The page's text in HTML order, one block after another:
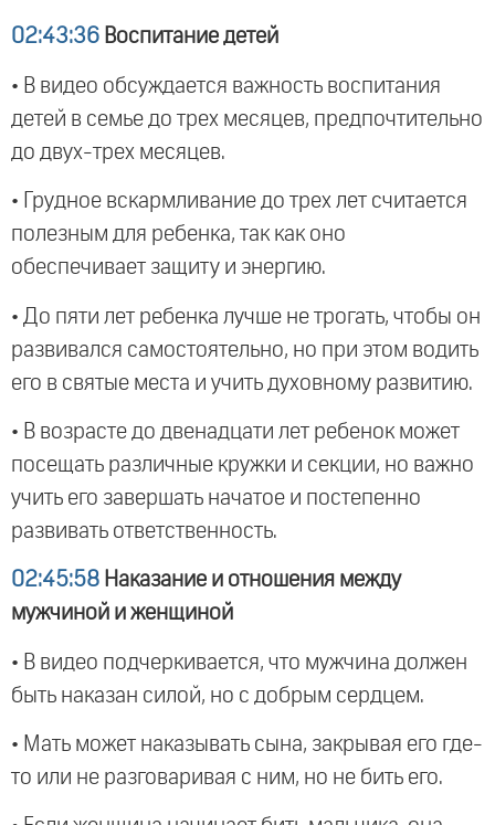
02:43:36 Воспитание детей
• В видео обсуждается важность воспитания
детей в семье до трех месяцев, предпочтительно
до двух-трех месяцев.
• Грудное вскармливание до трех лет считается
полезным для ребенка, так как оно
обеспечивает защиту и энергию.
• До пяти лет ребенка лучше не трогать, чтобы он
развивался самостоятельно, но при этом водить
его в святые места и учить духовному развитию.
• В возрасте до двенадцати лет ребенок может
посещать различные кружки и секции, но важно
учить его завершать начатое и постепенно
развивать ответственность.
02:45:58 Наказание и отношения между
мужчиной и женщиной
• В видео подчеркивается, что мужчина должен
быть наказан силой, но с добрым сердцем.
• Мать может наказывать сына, закрывая его где-
то или не разговаривая с ним, но не бить его.